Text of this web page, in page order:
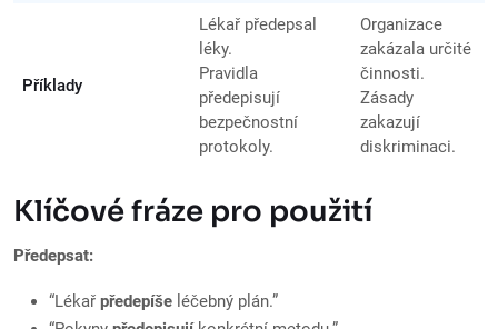
Příklady
Lékař předepsal
léky.
Pravidla
předepisují
bezpečnostní
protokoly.
Organizace
zakázala určité
činnosti.
Zásady
zakazují
diskriminaci.
Klíčové fráze pro použití
Předepsat:
“Lékař předepíše léčebný plán.”